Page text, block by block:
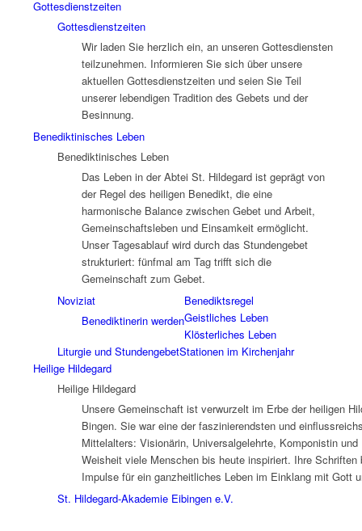
Gottesdienstzeiten
Gottesdienstzeiten
Wir laden Sie herzlich ein, an unseren Gottesdiensten
teilzunehmen. Informieren Sie sich über unsere
aktuellen Gottesdienstzeiten und seien Sie Teil
unserer lebendigen Tradition des Gebets und der
Besinnung.
Benediktinisches Leben
Benediktinisches Leben
Das Leben in der Abtei St. Hildegard ist geprägt von
der Regel des heiligen Benedikt, die eine
harmonische Balance zwischen Gebet und Arbeit,
Gemeinschaftsleben und Einsamkeit ermöglicht.
Unser Tagesablauf wird durch das Stundengebet
strukturiert: fünfmal am Tag trifft sich die
Gemeinschaft zum Gebet.
Noviziat
Benediktinerin werden
Benediktsregel
Geistliches Leben
Klösterliches Leben
Liturgie und StundengebetStationen im Kirchenjahr
Heilige Hildegard
Heilige Hildegard
Unsere Gemeinschaft ist verwurzelt im Erbe der heiligen
Bingen. Sie war eine der faszinierendsten und
Mittelalters: Visionärin, Universalgelehrte, Komponistin und
Weisheit viele Menschen bis heute inspiriert. Ihre Schriften
Impulse für ein ganzheitliches Leben im Einklang mit Gott
St. Hildegard-Akademie Eibingen e.V.